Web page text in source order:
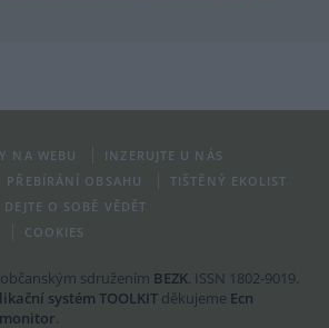
NA WEBU
INZERUJTE U NÁS
PŘEBÍRÁNÍ OBSAHU
TIŠTĚNÝ EKOLIST
DEJTE O SOBĚ VĚDĚT
COOKIES
sdružením BEZK . ISSN 1802-9019.
systém TOOLKIT děkujeme Ecn